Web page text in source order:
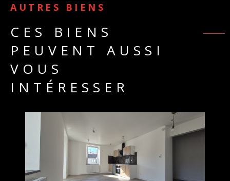
AUTRES BIENS
CES BIENS
PEUVENT AUSSI
VOUS
INTÉRESSER
VOIR LE BIEN